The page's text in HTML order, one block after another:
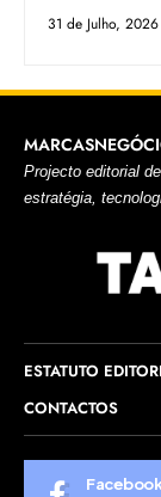
31 de Julho, 2026
MARCAS
Projecto editorial
estratégia,
ESTATUTO
CONTACTOS
Facebook